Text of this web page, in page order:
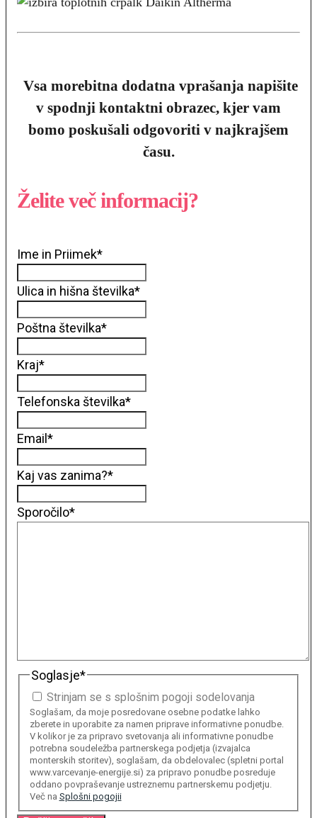
Vsa morebitna dodatna vprašanja napišite
v spodnji kontaktni obrazec, kjer vam
bomo poskušali odgovoriti v najkrajšem
času.
Želite več informacij?
Ime in Priimek*
Ulica in hišna številka*
Poštna številka*
Kraj*
Telefonska številka*
Email *
Kaj vas zanima?*
Sporočilo*
Soglasje*
Strinjam se s splošnim pogoji sodelovanja
Soglašam, da moje posredovane osebne podatke lahko
zberete in uporabite za namen priprave informativne ponudbe.
V kolikor je za pripravo svetovanja ali informativne ponudbe
potrebna soudeležba partnerskega podjetja (izvajalca
monterskih storitev), soglašam, da obdelovalec (spletni portal
www.varcevanje-energije.si) za pripravo ponudbe posreduje
oddano povpraševanje ustreznemu partnerskemu podjetju.
Več na Splošni pogojii